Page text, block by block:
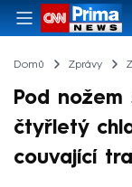
Domů Zprávy
Pod
čtyřletý
couvající